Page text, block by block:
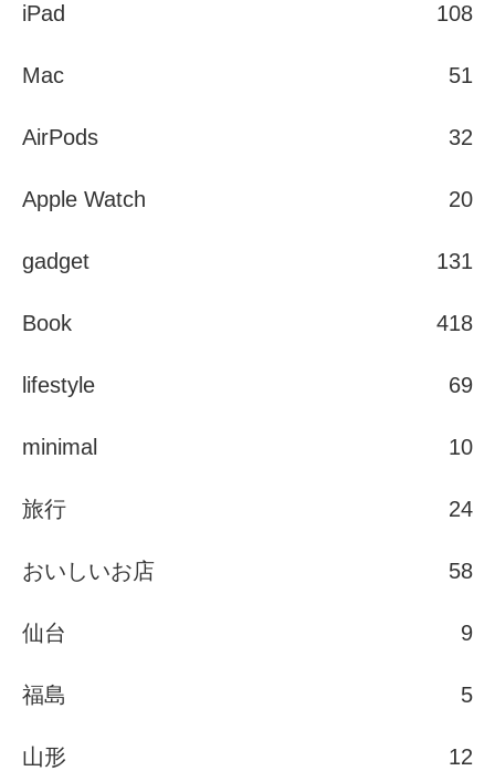
iPad 108
Mac 51
AirPods 32
Apple Watch 20
gadget 131
Book 418
lifestyle 69
minimal 10
旅行 24
おいしいお店 58
仙台 9
福島 5
山形 12